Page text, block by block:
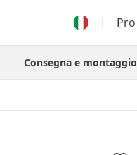
Pro
Consegna e montaggio